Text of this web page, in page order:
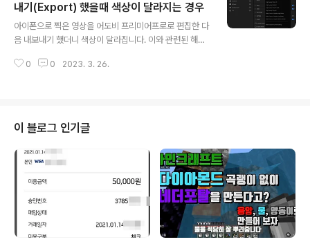
할지를 생각해 보기로 하였습니다. 그런데 이번에 프리미
어프로에서 자동 톤 매핑이라는 기능이 추가되었습니다.
출처: https://helpx.adobe.com/kr/premiere-pro/
re Pro(2023년 2월 업데이트) Premiere..
내기(Export) 했을때 색상이 달라지는 경우
아이폰으로 찍은 영상을 어도비 프리미어프로로 편집한 다
음 내보내기 했더니 색상이 달라집니다. 이와 관련된 해결
퀀스 설정의 경우 알아서 잘 적용됩니다. Lumetri 색상 -
ㄴ 안 보이면 "More presets...(더 많은 사전 설정..)"에
들어가서 찾습니다. 좀 더 자세한 설명은 빠르크의 3분 강
좌 채널의 영상을 보면 도움이 됩니다. 글로 정리된 내용도
있습니다. https://www.park3min.com/823 프리미어
프로에서 아..
0 0 2023. 3. 26.
이 블로그 인기글